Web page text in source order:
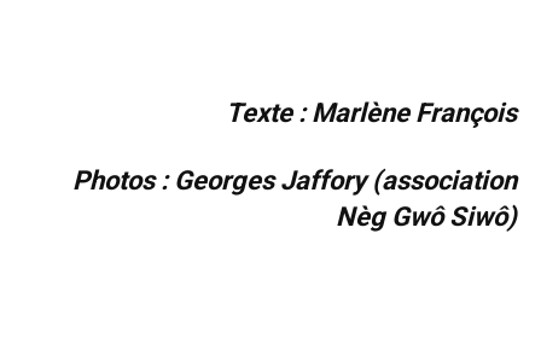
Texte : Marlène François
Photos : Georges Jaffory (association
Nèg Gwô Siwô)